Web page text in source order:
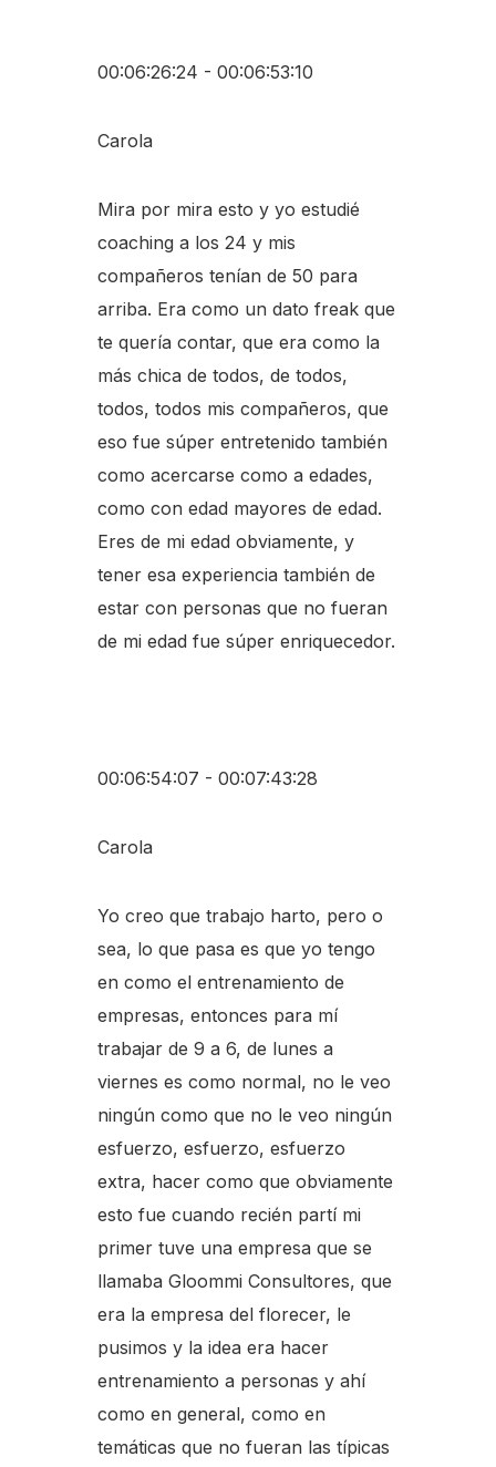
00:06:26:24 - 00:06:53:10
Carola
Mira por mira esto y yo estudié
coaching a los 24 y mis
compañeros tenían de 50 para
arriba. Era como un dato freak que
te quería contar, que era como la
más chica de todos, de todos,
todos, todos mis compañeros, que
eso fue súper entretenido también
como acercarse como a edades,
como con edad mayores de edad.
Eres de mi edad obviamente, y
tener esa experiencia también de
estar con personas que no fueran
de mi edad fue súper enriquecedor.
00:06:54:07 - 00:07:43:28
Carola
Yo creo que trabajo harto, pero o
sea, lo que pasa es que yo tengo
en como el entrenamiento de
empresas, entonces para mí
trabajar de 9 a 6, de lunes a
viernes es como normal, no le veo
ningún como que no le veo ningún
esfuerzo, esfuerzo, esfuerzo
extra, hacer como que obviamente
esto fue cuando recién partí mi
primer tuve una empresa que se
llamaba Gloommi Consultores, que
era la empresa del florecer, le
pusimos y la idea era hacer
entrenamiento a personas y ahí
como en general, como en
temáticas que no fueran las típicas